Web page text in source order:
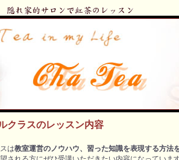
クラスのレッスン内容
は教室運営のノウハウ、習った知識を表現する方法